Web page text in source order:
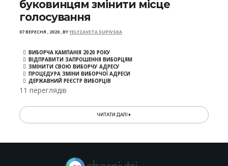
буковинцям змінити місце
голосування
07 ВЕРЕСНЯ , 2020,BYYELYZAVETA SUPIVSKA
ВИБОРЧА КАМПАНІЯ 2020 РОКУ
ВІДПРАВИТИ ЗАПРОШЕННЯ ВИБОРЦЯМ
ЗМІНИТИ СВОЮ ВИБОРЧУ АДРЕСУ
ПРОЦЕДУРА ЗМІНИ ВИБОРЧОЇ АДРЕСИ
ДЕРЖАВНИЙ РЕЄСТР ВИБОРЦІВ
11 переглядів
ЧИТАТИ ДАЛІ